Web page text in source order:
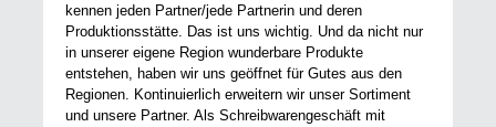
kennen jeden Partner/jede Partnerin und deren
Produktionsstätte. Das ist uns wichtig. Und da nicht nur
in unserer eigene Region wunderbare Produkte
entstehen, haben wir uns geöffnet für Gutes aus den
Regionen. Kontinuierlich erweitern wir unser Sortiment
und unsere Partner. Als Schreibwarengeschäft mit